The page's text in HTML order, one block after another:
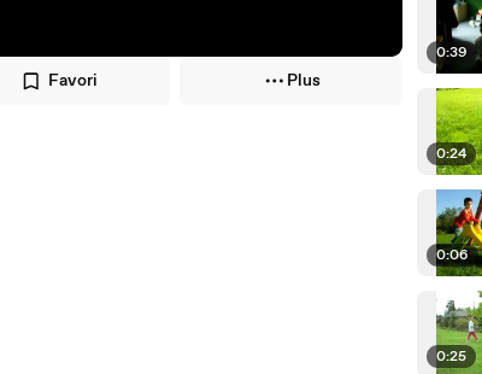
Favori Plus
0:39
0:24
0:06
0:25